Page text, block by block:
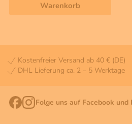
Warenkorb
Kostenfreier Versand ab 40 € (DE)
DHL Lieferung ca. 2 – 5 Werktage
Folge uns auf Facebook und